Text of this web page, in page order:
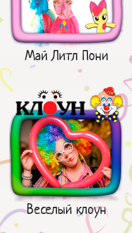
Май Литл Пони
Веселый клоун